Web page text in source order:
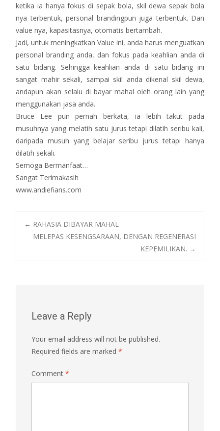
ketika ia hanya fokus di sepak bola, skil dewa sepak bola
nya terbentuk, personal brandingpun juga terbentuk. Dan
value nya, kapasitasnya, otomatis bertambah.
Jadi, untuk meningkatkan Value ini, anda harus menguatkan
personal branding anda, dan fokus pada keahlian anda di
satu bidang. Sehingga keahlian anda di satu bidang ini
sangat mahir sekali, sampai skil anda dikenal skil dewa,
andapun akan selalu di bayar mahal oleh orang lain yang
menggunakan jasa anda.
Bruce Lee pun pernah berkata, ia lebih takut pada
musuhnya yang melatih satu jurus tetapi dilatih seribu kali,
daripada musuh yang belajar seribu jurus tetapi hanya
dilatih sekali.
Semoga Bermanfaat…
Sangat Terimakasih
www.andiefians.com
Post
navigation
← RAHASIA DIBAYAR MAHAL
MELEPAS KESENGSARAAN, DENGAN REGENERASI
KEPEMILIKAN. →
Leave a Reply
Your email address will not be published.
Required fields are marked *
Comment *